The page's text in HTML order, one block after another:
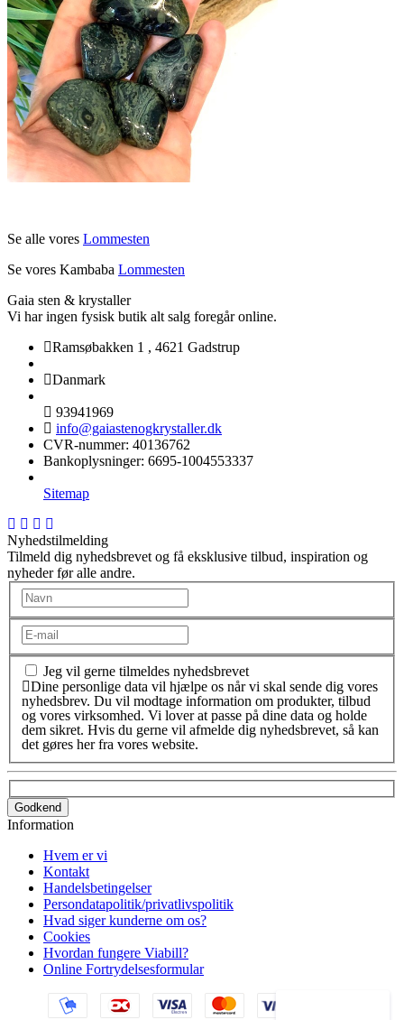
Se alle vores Lommesten
Se vores Kambaba Lommesten
Gaia sten & krystaller
Vi har ingen fysisk butik alt salg foregår online.
Ramsøbakken 1 , 4621 Gadstrup
Danmark
93941969
info@gaiastenogkrystaller.dk
CVR-nummer: 40136762
Bankoplysninger: 6695-1004553337
Sitemap
Nyhedstilmelding
Tilmeld dig nyhedsbrevet og få eksklusive tilbud, inspiration og
nyheder før alle andre.
Jeg vil gerne tilmeldes nyhedsbrevet
Dine personlige data vil hjælpe os når vi skal sende dig vores
nyhedsbrev. Du vil modtage information om produkter, tilbud
og vores virksomhed. Vi lover at passe på dine data og holde
dem sikret. Hvis du gerne vil afmelde dig nyhedsbrevet, så kan
det gøres her fra vores website.
Godkend
Information
Hvem er vi
Kontakt
Handelsbetingelser
Persondatapolitik/privatlivspolitik
Hvad siger kunderne om os?
Cookies
Hvordan fungere Viabill?
Online Fortrydelsesformular